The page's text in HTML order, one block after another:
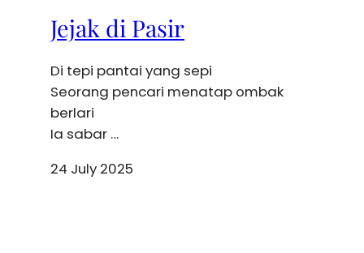
Jejak di Pasir
Di tepi pantai yang sepi
Seorang pencari menatap ombak
berlari
Ia sabar …
24 July 2025